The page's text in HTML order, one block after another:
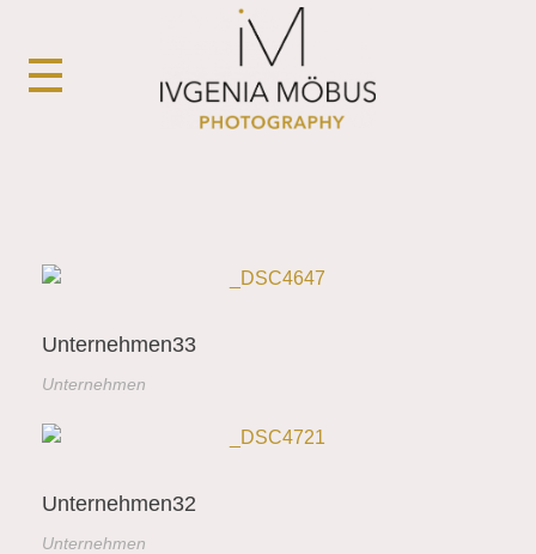
Unternehmen33
Unternehmen
Unternehmen32
Unternehmen